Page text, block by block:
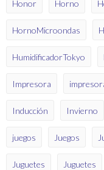
Honor Horno
HornoMicroondas
HumidificadorTokyo
Impresora
Inducción Invierno
juegos Juegos
Juguetes Juguetes